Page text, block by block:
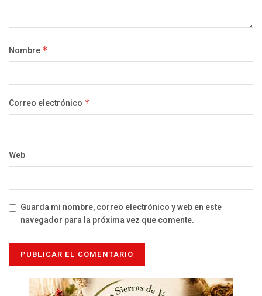
Nombre *
Correo electrónico *
Web
Guarda mi nombre, correo electrónico y web en este
navegador para la próxima vez que comente.